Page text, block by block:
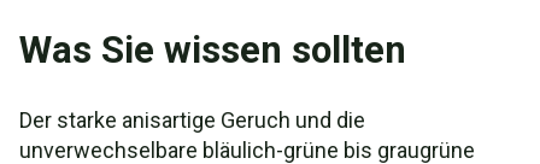
Was Sie wissen sollten
Der starke anisartige Geruch und die
unverwechselbare bläulich-grüne bis graugrüne